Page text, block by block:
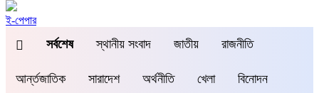
ই-পেপার
সর্বশেষ স্থানীয় সংবাদ জাতীয় রাজনীতি
আর্ন্তজাতিক সারাদেশ অর্থনীতি খেলা বিনোদন